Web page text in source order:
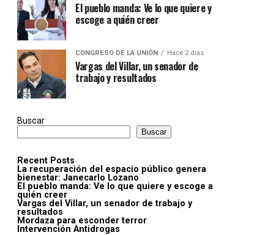
El pueblo manda: Ve lo que quiere y
escoge a quién creer
CONGRESO DE LA UNIÓN Hace 2 días
Vargas del Villar, un senador de
trabajo y resultados
Buscar
Buscar
Recent Posts
La recuperación del espacio público genera
bienestar: Janecarlo Lozano
El pueblo manda: Ve lo que quiere y escoge a
quién creer
Vargas del Villar, un senador de trabajo y
resultados
Mordaza para esconder terror
Intervención Antidrogas